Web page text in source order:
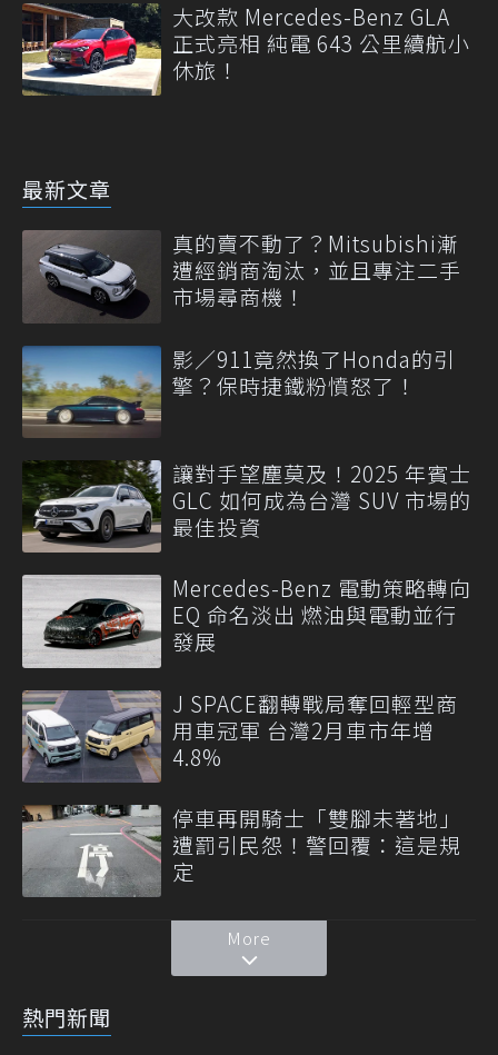
大改款 Mercedes-Benz GLA
正式亮相 純電 643 公里續航小
休旅！
最新文章
真的賣不動了？Mitsubishi漸
遭經銷商淘汰，並且專注二手
市場尋商機！
影／911竟然換了Honda的引
擎？保時捷鐵粉憤怒了！
讓對手望塵莫及！2025 年賓士
GLC 如何成為台灣 SUV 市場的
最佳投資
Mercedes-Benz 電動策略轉向
EQ 命名淡出 燃油與電動並行
發展
J SPACE翻轉戰局奪回輕型商
用車冠軍 台灣2月車市年增
4.8%
停車再開騎士「雙腳未著地」
遭罰引民怨！警回覆：這是規
定
More
熱門新聞